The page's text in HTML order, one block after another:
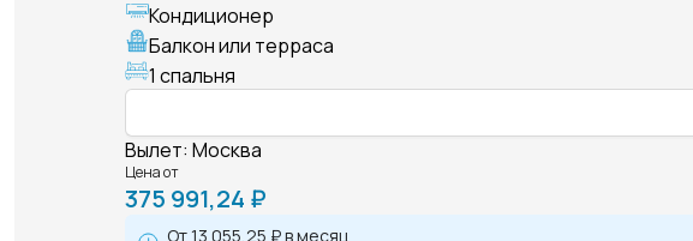
Кондиционер
Балкон или терраса
1 спальня
Вылет: Москва
Цена от
375 991,24 ₽
От13 055,25 ₽в месяц